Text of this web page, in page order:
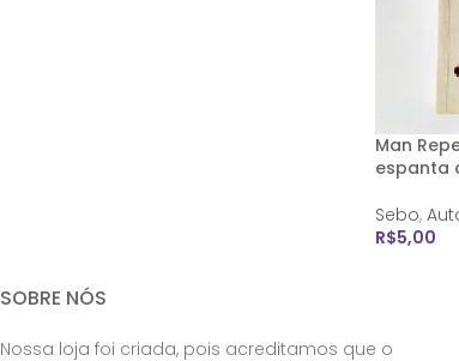
Man
espanta
Sebo,
R$5,00
SOBRE NÓS
Nossa loja foi criada, pois acreditamos que o